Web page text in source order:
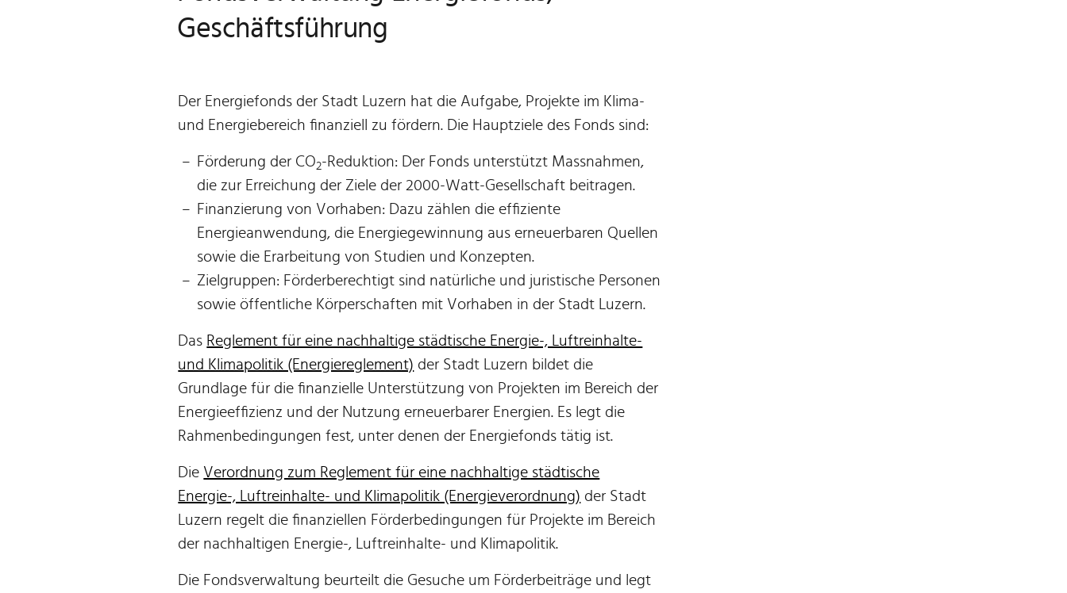
Geschäftsführung
Der Energiefonds der Stadt Luzern hat die Aufgabe, Projekte im Klima-
und Energiebereich finanziell zu fördern. Die Hauptziele des Fonds sind:
Förderung der CO2-Reduktion: Der Fonds unterstützt Massnahmen,
die zur Erreichung der Ziele der 2000-Watt-Gesellschaft beitragen.
Finanzierung von Vorhaben: Dazu zählen die effiziente
Energieanwendung, die Energiegewinnung aus erneuerbaren Quellen
sowie die Erarbeitung von Studien und Konzepten.
Zielgruppen: Förderberechtigt sind natürliche und juristische Personen
sowie öffentliche Körperschaften mit Vorhaben in der Stadt Luzern.
Das Reglement für eine nachhaltige städtische Energie-, Luftreinhalte-
und Klimapolitik (Energiereglement) der Stadt Luzern bildet die
Grundlage für die finanzielle Unterstützung von Projekten im Bereich der
Energieeffizienz und der Nutzung erneuerbarer Energien. Es legt die
Rahmenbedingungen fest, unter denen der Energiefonds tätig ist.
Die Verordnung zum Reglement für eine nachhaltige städtische
Energie-, Luftreinhalte- und Klimapolitik (Energieverordnung) der Stadt
Luzern regelt die finanziellen Förderbedingungen für Projekte im Bereich
der nachhaltigen Energie-, Luftreinhalte- und Klimapolitik.
Die Fondsverwaltung beurteilt die Gesuche um Förderbeiträge und legt